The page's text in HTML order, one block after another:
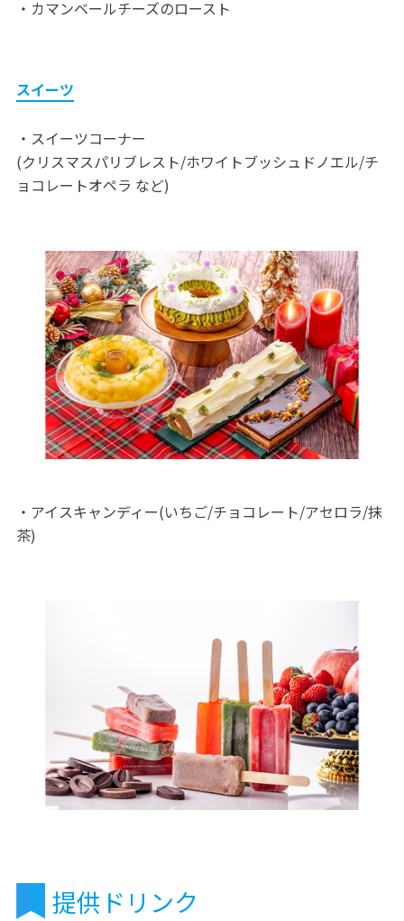
・カマンベールチーズのロースト
スイーツ
・スイーツコーナー
(クリスマスパリブレスト/ホワイトブッシュドノエル/チ
ョコレートオペラ など)
・アイスキャンディー(いちご/チョコレート/アセロラ/抹
茶)
提供ドリンク